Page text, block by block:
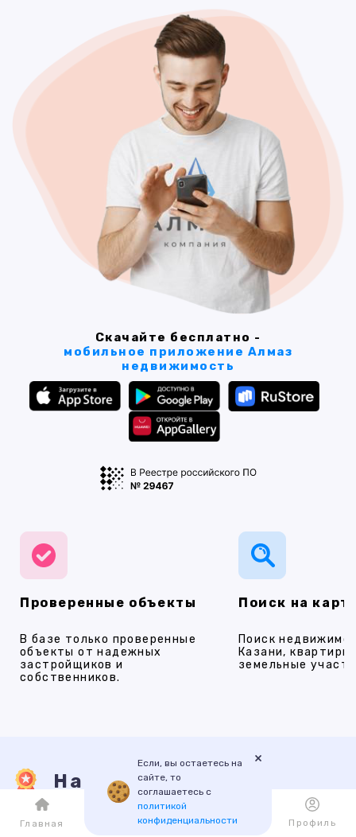
Скачайте бесплатно -
мобильное приложение Алмаз
недвижимость
Проверенные объекты
В базе только проверенные
объекты от надежных
застройщиков и
собственников.
Поиск на
Поиск
Казани,
земельные
Наши услуги
Если, вы остаетесь на
сайте, то
соглашаетесь с
политикой
конфиденциальности
×
Главная Каталог Избранное Профиль